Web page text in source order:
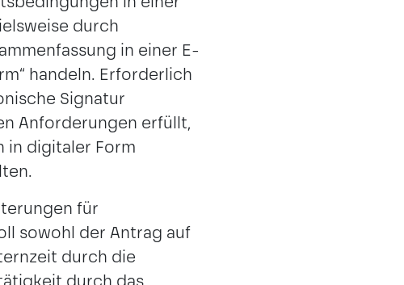
durch
in einer E-
handeln. Erforderlich
Signatur
Anforderungen erfüllt,
in digitaler Form
für
sowohl der Antrag auf
durch die